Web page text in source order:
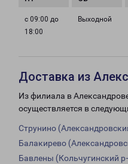
с 09:00 до
18:00
Выходной
Доставка из
Из филиала в
осуществляется в
Струнино
Балакирево
Бавлены (Кольчугинский